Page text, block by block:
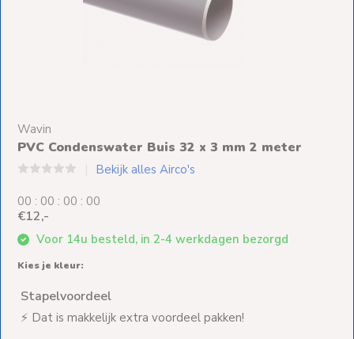
Installatiematerialen
Spoed- en
Weekendleveringen
Klantenservice
Contact
Wavin
PVC Condenswater Buis 32 x 3 mm 2 meter
Bekijk alles Airco's
00 : 00 : 00 : 00
€12,-
Voor 14u besteld, in 2-4 werkdagen bezorgd
Kies je kleur:
Stapelvoordeel
⚡ Dat is makkelijk extra voordeel pakken!